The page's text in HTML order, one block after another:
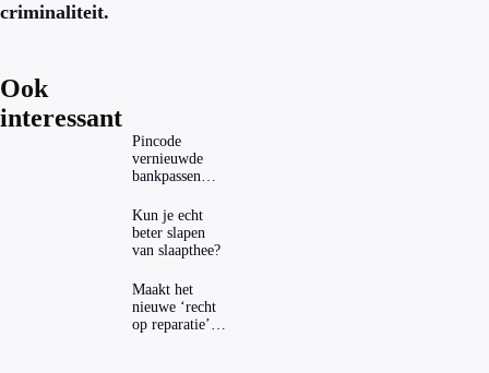
criminaliteit.
Ook
interessant
Pincode
vernieuwde
bankpassen
ING-app: is dat
wel veilig?
Kun je echt
beter slapen
van slaapthee?
Maakt het
nieuwe ‘recht
op reparatie’